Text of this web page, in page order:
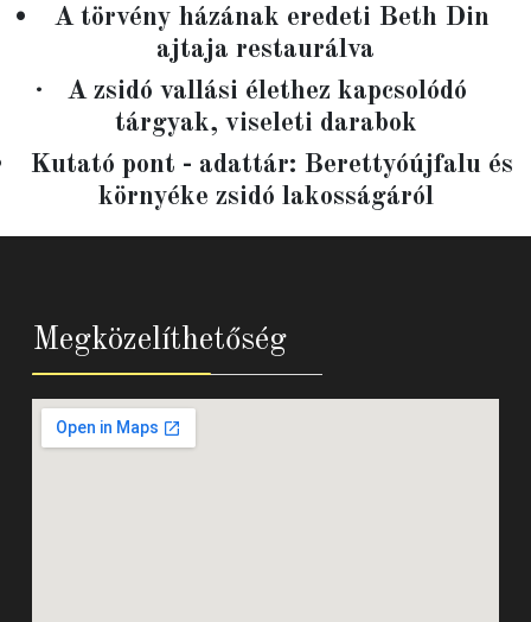
•
A törvény házának eredeti Beth Din
ajtaja restaurálva
·
A zsidó vallási élethez kapcsolódó
tárgyak, viseleti darabok
Kutató pont - adattár: Berettyóújfalu és
környéke zsidó lakosságáról
Megközelíthetőség